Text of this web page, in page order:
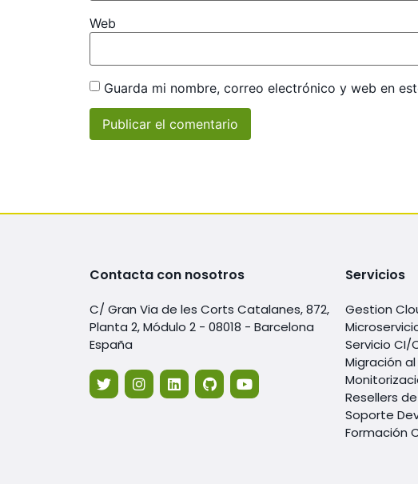
Web
Guarda mi nombre, correo electrónico y web en
Contacta con nosotros
C/ Gran Via de les Corts Catalanes, 872,
Planta 2, Módulo 2 - 08018 - Barcelona
España
Servicios
Gestion
Servicio CI/
Migración
Resellers
Soporte
Formación